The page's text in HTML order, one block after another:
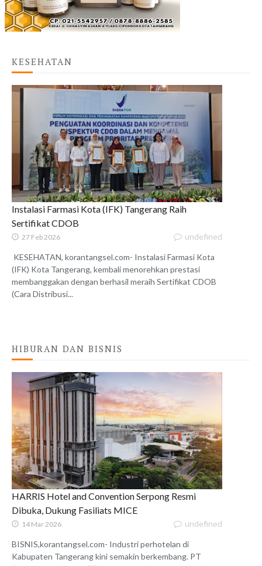
KESEHATAN
Instalasi Farmasi Kota (IFK) Tangerang Raih
Sertifikat CDOB
27 Feb 2026 undefined
KESEHATAN, korantangsel.com- Instalasi Farmasi Kota
(IFK) Kota Tangerang, kembali menorehkan prestasi
membanggakan dengan berhasil meraih Sertifikat CDOB
(Cara Distribusi...
HIBURAN DAN BISNIS
HARRIS Hotel and Convention Serpong Resmi
Dibuka, Dukung Fasiliats MICE
14 Mar 2026 undefined
BISNIS,korantangsel.com- Industri perhotelan di
Kabupaten Tangerang kini semakin berkembang. PT